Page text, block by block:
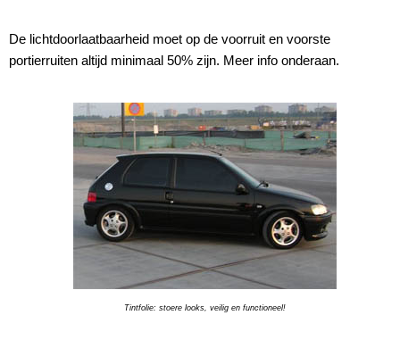
De lichtdoorlaatbaarheid moet op de voorruit en voorste
portierruiten altijd minimaal 50% zijn. Meer info onderaan.
Tintfolie: stoere looks, veilig en functioneel!